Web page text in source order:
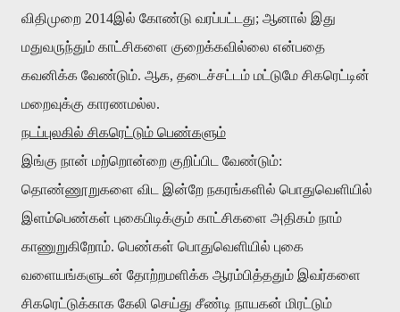
விதிமுறை 2014இல் கோண்டு வரப்பட்டது; ஆனால் இது
மதுவருந்தும் காட்சிகளை குறைக்கவில்லை என்பதை
கவனிக்க வேண்டும். ஆக, தடைச்சட்டம் மட்டுமே சிகரெட்டின்
மறைவுக்கு காரணமல்ல.
நடப்புலகில் சிகரெட்டும் பெண்களும்
இங்கு நான் மற்றொன்றை குறிப்பிட வேண்டும்:
தொண்ணூறுகளை விட இன்றே நகரங்களில் பொதுவெளியில்
இளம்பெண்கள் புகைபிடிக்கும் காட்சிகளை அதிகம் நாம்
காணுறுகிறோம். பெண்கள் பொதுவெளியில் புகை
வளையங்களுடன் தோற்றமளிக்க ஆரம்பித்ததும் இவர்களை
சிகரெட்டுக்காக கேலி செய்து சீண்டி நாயகன் மிரட்டும்